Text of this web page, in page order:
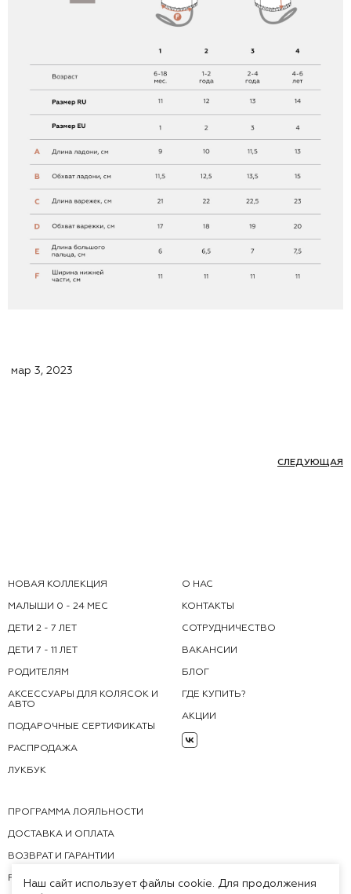
мар 3, 2023
СЛЕДУЮЩАЯ
НОВАЯ КОЛЛЕКЦИЯ
МАЛЫШИ 0 - 24 МЕС
ДЕТИ 2 - 7 ЛЕТ
ДЕТИ 7 - 11 ЛЕТ
РОДИТЕЛЯМ
АКСЕССУАРЫ ДЛЯ КОЛЯСОК И
АВТО
ПОДАРОЧНЫЕ СЕРТИФИКАТЫ
РАСПРОДАЖА
ЛУКБУК
О НАС
КОНТАКТЫ
СОТРУДНИЧЕСТВО
ВАКАНСИИ
БЛОГ
ГДЕ КУПИТЬ?
АКЦИИ
ПРОГРАММА ЛОЯЛЬНОСТИ
ДОСТАВКА И ОПЛАТА
ВОЗВРАТ И ГАРАНТИИ
FAQНаш сайт использует файлы cookie. Для продолжения